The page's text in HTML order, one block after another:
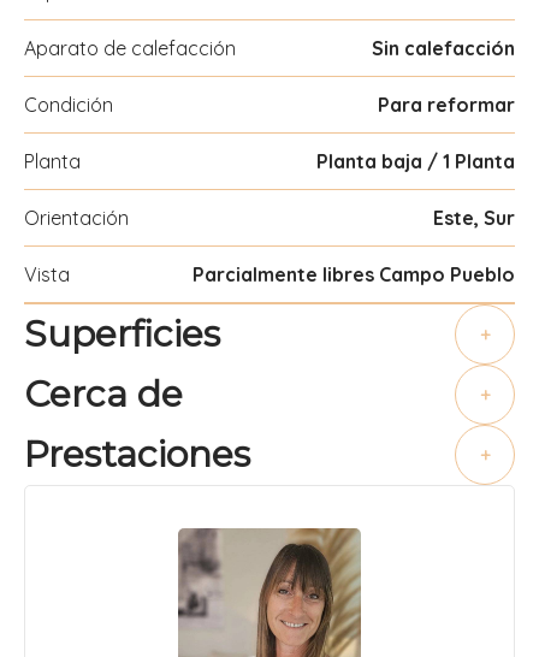
Aparato de calefacción Sin calefacción
Condición Para reformar
Planta Planta baja / 1 Planta
Orientación Este, Sur
Vista Parcialmente libres Campo Pueblo
Superficies +
Cerca de +
Prestaciones +